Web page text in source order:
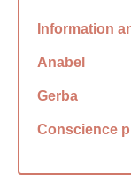
Information
Anabel
Gerba
Conscience